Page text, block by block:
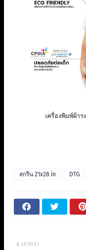
เครื่องพิมพ์ผ้า
สกรีน 21x28 in DTG
เก่ากว่า